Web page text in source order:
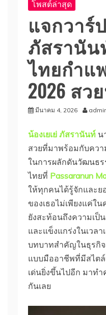
โพสต์ล่าสุด
แจกวาร์
ภัสรานัน
ไทยกำแ
2026 ส
มีนาคม 4, 2026
น้องเยเย่ ภัสรานันท์ น
สวยที่มาพร้อมกับคว
ในการผลักดันวัฒนธร
ไทยที่ Passaranun
ให้ทุกคนได้รู้จักและย
ของเธอไม่เพียงแค่ใ
ยังสะท้อนถึงความเ
และแข็งแกร่งในเวล
บทบาทสำคัญในธุรกิจ
แบบมืออาชีพที่มีสไตล์
เด่นยิ่งขึ้นไปอีก มาท
กันเลย